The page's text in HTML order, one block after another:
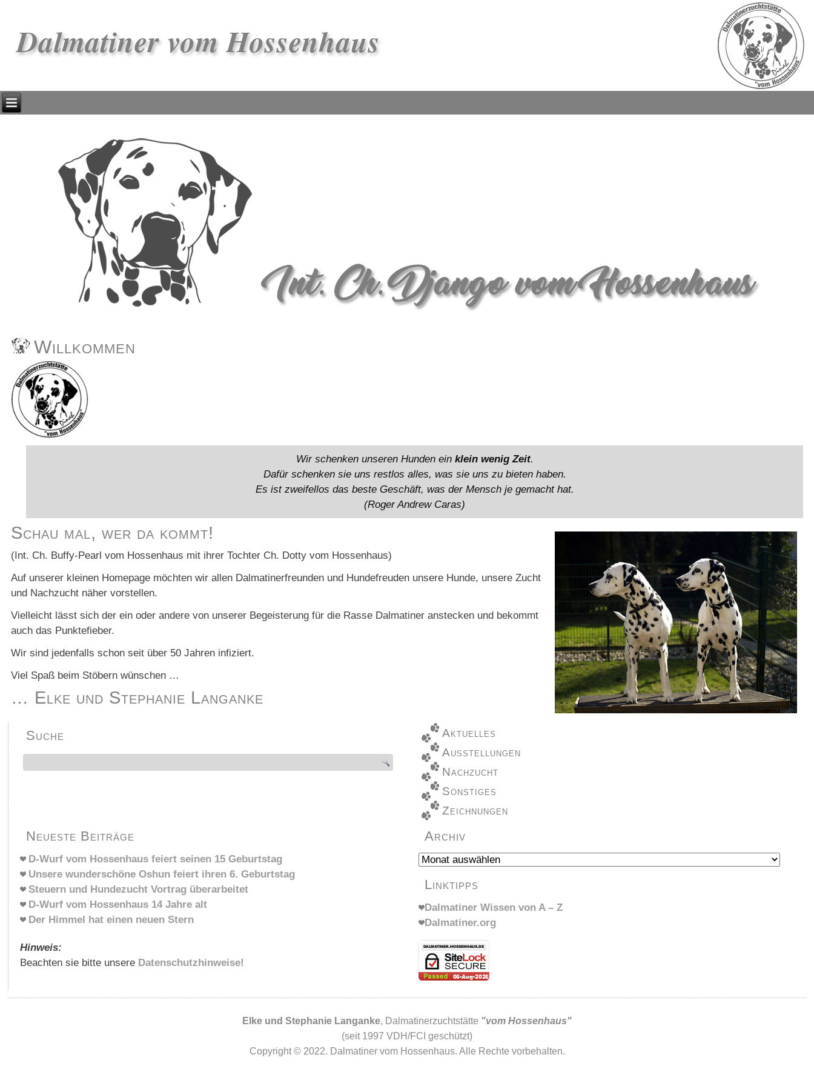
Dalmatiner vom Hossenhaus
Willkommen
Wir schenken unseren Hunden ein klein wenig Zeit.
Dafür schenken sie uns restlos alles, was sie uns zu bieten haben.
Es ist zweifellos das beste Geschäft, was der Mensch je gemacht hat.
(Roger Andrew Caras)
Schau mal, wer da kommt!
(Int. Ch. Buffy-Pearl vom Hossenhaus mit ihrer Tochter Ch. Dotty vom Hossenhaus)
Auf unserer kleinen Homepage möchten wir allen Dalmatinerfreunden und Hundefreuden unsere Hunde, unsere Zucht
und Nachzucht näher vorstellen.
Vielleicht lässt sich der ein oder andere von unserer Begeisterung für die Rasse Dalmatiner anstecken und bekommt
auch das Punktefieber.
Wir sind jedenfalls schon seit über 50 Jahren infiziert.
Viel Spaß beim Stöbern wünschen …
… Elke und Stephanie Langanke
Suche
Aktuelles
Ausstellungen
Nachzucht
Sonstiges
Zeichnungen
Neueste Beiträge
D-Wurf vom Hossenhaus feiert seinen 15 Geburtstag
Unsere wunderschöne Oshun feiert ihren 6. Geburtstag
Steuern und Hundezucht Vortrag überarbeitet
D-Wurf vom Hossenhaus 14 Jahre alt
Der Himmel hat einen neuen Stern
Archiv
Archiv
Linktipps
Dalmatiner Wissen von A – Z
Dalmatiner.org
Hinweis:
Beachten sie bitte unsere Datenschutzhinweise!
Elke und Stephanie Langanke, Dalmatinerzuchtstätte "vom Hossenhaus"
(seit 1997 VDH/FCI geschützt)
Copyright © 2022. Dalmatiner vom Hossenhaus. Alle Rechte vorbehalten.